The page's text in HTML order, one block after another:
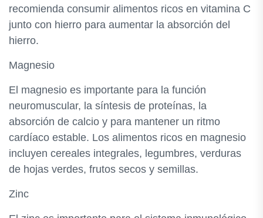
recomienda consumir alimentos ricos en vitamina C
junto con hierro para aumentar la absorción del
hierro.
Magnesio
El magnesio es importante para la función
neuromuscular, la síntesis de proteínas, la
absorción de calcio y para mantener un ritmo
cardíaco estable. Los alimentos ricos en magnesio
incluyen cereales integrales, legumbres, verduras
de hojas verdes, frutos secos y semillas.
Zinc